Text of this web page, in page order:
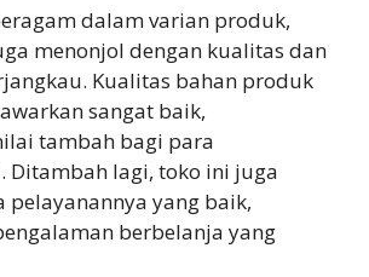
dalam varian produk,
menonjol dengan kualitas dan
Kualitas bahan produk
sangat baik,
tambah bagi para
Ditambah lagi, toko ini juga
pelayanannya yang baik,
berbelanja yang